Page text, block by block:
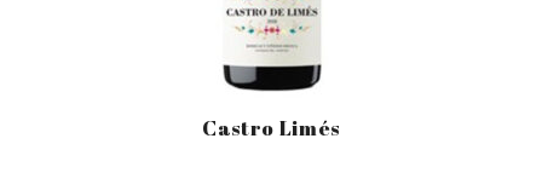
Castro Limés